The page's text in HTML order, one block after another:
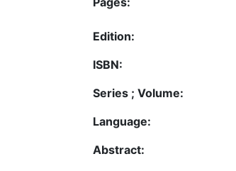
Edition:
ISBN:
Series ; Volume:
Language:
Abstract: